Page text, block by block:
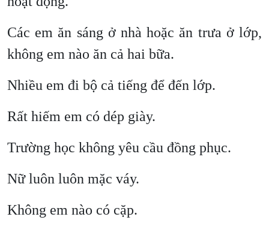
Các em ăn sáng ở nhà hoặc ăn trưa ở lớp,
không em nào ăn cả hai bữa.
Nhiều em đi bộ cả tiếng để đến lớp.
Rất hiếm em có dép giày.
Trường học không yêu cầu đồng phục.
Nữ luôn luôn mặc váy.
Không em nào có cặp.